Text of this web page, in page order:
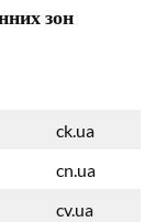
зон
ck.ua
cn.ua
cv.ua